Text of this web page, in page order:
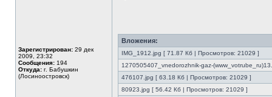
Зарегистрирован: 29 дек
2009, 23:32
Сообщения: 194
Откуда: г. Бабушкин
(Лосиноостровск)
Вложения:
IMG_1912.jpg [ 71.87 Кб | Просмотров: 21029 ]
1270505407_vnedorozhnik-gaz-
476107.jpg [ 63.18 Кб | Просмотров: 21029 ]
80923.jpg [ 56.42 Кб | Просмотров: 21029 ]